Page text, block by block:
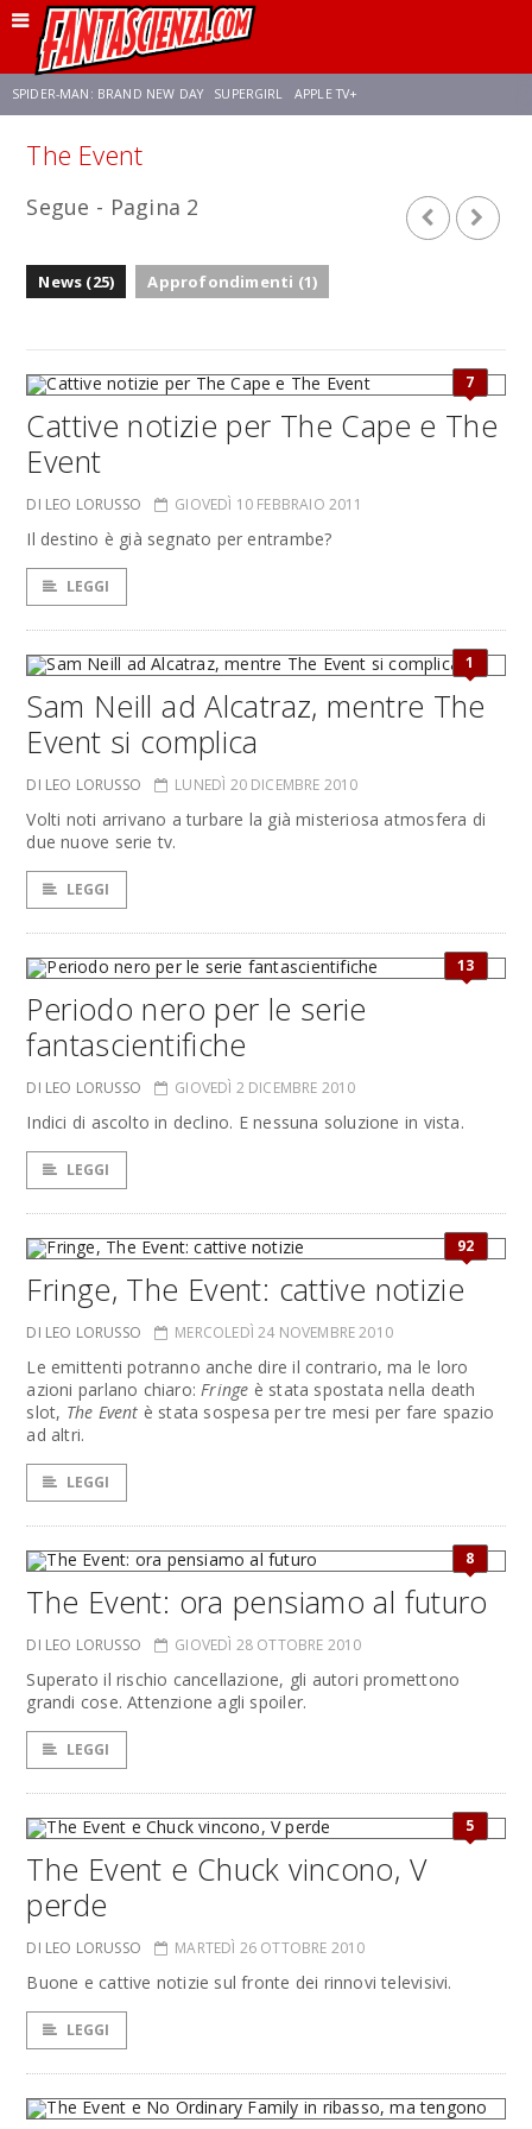
SPIDER-MAN: BRAND NEW DAY SUPERGIRL APPLE TV+
The Event
Segue - Pagina 2
News (25) Approfondimenti (1)
7
Cattive notizie per The Cape e The
Event
DI LEO LORUSSO GIOVEDÌ 10 FEBBRAIO 2011
Il destino è già segnato per entrambe?
LEGGI
1
Sam Neill ad Alcatraz, mentre The
Event si complica
DI LEO LORUSSO LUNEDÌ 20 DICEMBRE 2010
Volti noti arrivano a turbare la già misteriosa atmosfera di
due nuove serie tv.
LEGGI
13
Periodo nero per le serie
fantascientifiche
DI LEO LORUSSO GIOVEDÌ 2 DICEMBRE 2010
Indici di ascolto in declino. E nessuna soluzione in vista.
LEGGI
92
Fringe, The Event: cattive notizie
DI LEO LORUSSO MERCOLEDÌ 24 NOVEMBRE 2010
Le emittenti potranno anche dire il contrario, ma le loro
azioni parlano chiaro:Fringe è stata spostata nella death
slot, The Event è stata sospesa per tre mesi per fare spazio
ad altri.
LEGGI
8
The Event: ora pensiamo al futuro
DI LEO LORUSSO GIOVEDÌ 28 OTTOBRE 2010
Superato il rischio cancellazione, gli autori promettono
grandi cose. Attenzione agli spoiler.
LEGGI
5
The Event e Chuck vincono, V
perde
DI LEO LORUSSO MARTEDÌ 26 OTTOBRE 2010
Buone e cattive notizie sul fronte dei rinnovi televisivi.
LEGGI